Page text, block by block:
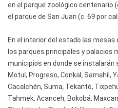
en el parque zoológico centenario
el parque de San Juan (c. 69 por
En el interior del estado las
los parques principales y palacios
municipios en donde se instalarán
Motul, Progreso, Conkal, Samahil,
Cacalchén, Suma, Tekantó,
Tahmek, Acanceh, Bokobá,